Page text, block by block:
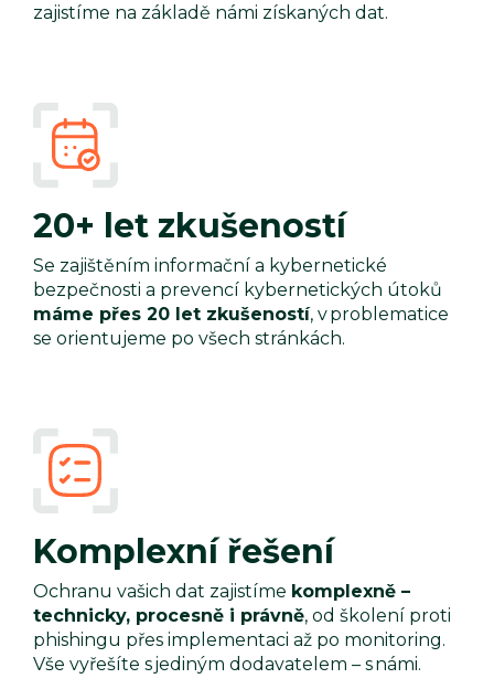
zajistíme na základě námi získaných dat.
20+ let zkušeností
Se zajištěním informační a kybernetické
bezpečnosti a prevencí kybernetických útoků
máme přes 20 let zkušeností, v problematice
se orientujeme po všech stránkách.
Komplexní řešení
Ochranu vašich dat zajistíme komplexně –
technicky, procesně i právně, od školení proti
phishingu přes implementaci až po monitoring.
Vše vyřešíte s jediným dodavatelem – s námi.